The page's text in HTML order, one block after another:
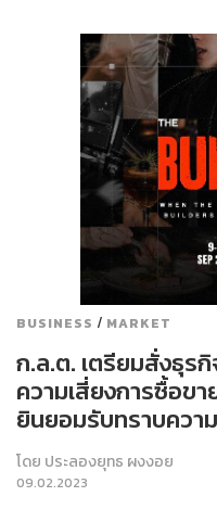
BUSINESS / MARKET
ก.ล.ต. เตรียมสั่งธุรกิ
ความเสี่ยงการซื้อข
ยินยอมรับทราบควา
โดย ประลองยุทธ ผงงอย
09.02.2023